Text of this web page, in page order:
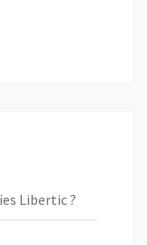
Libertic ?